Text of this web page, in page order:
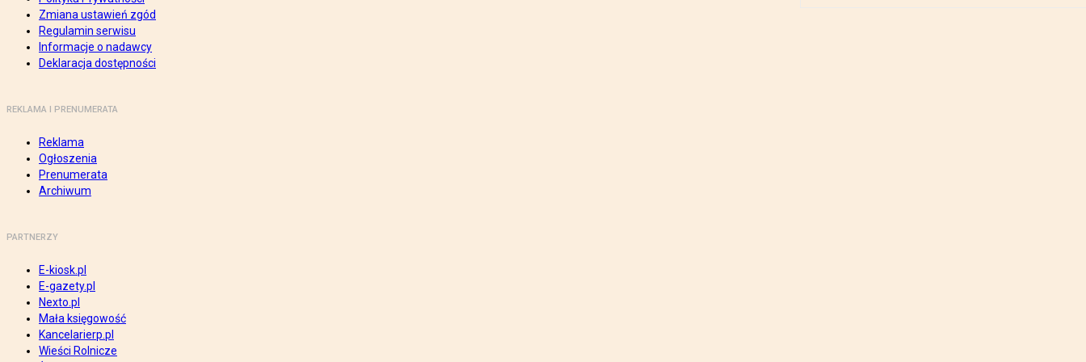
Zmiana ustawień zgód
Regulamin serwisu
Informacje o nadawcy
Deklaracja dostępności
REKLAMA I PRENUMERATA
Reklama
Ogłoszenia
Prenumerata
Archiwum
PARTNERZY
E-kiosk.pl
E-gazety.pl
Nexto.pl
Mała księgowość
Kancelarierp.pl
Wieści Rolnicze